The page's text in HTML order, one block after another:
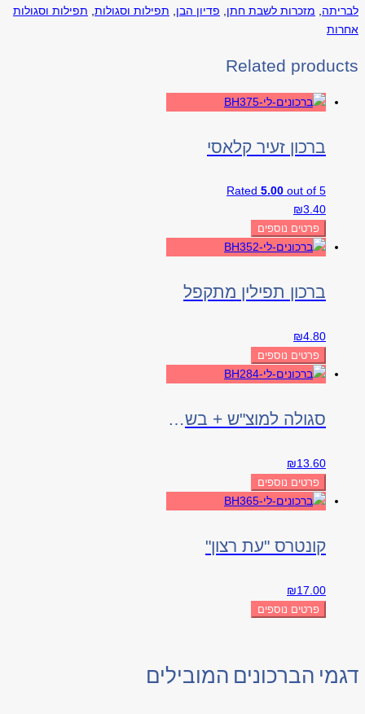
לבריתה מזכרות לשבת חתן פדיון הבן תפילות וסגולות תפילות וסגולות
אחרות
Related products
ברכון זעיר קלאסי
Rated 5.00 out of 5
₪3.40
פרטים נוספים
ברכון תפילין מתקפל
₪4.80
פרטים נוספים
סגולה למוצ"ש + בשמים
₪13.60
פרטים נוספים
קונטרס "עת רצון"
₪17.00
פרטים נוספים
דגמי הברכונים המובילים